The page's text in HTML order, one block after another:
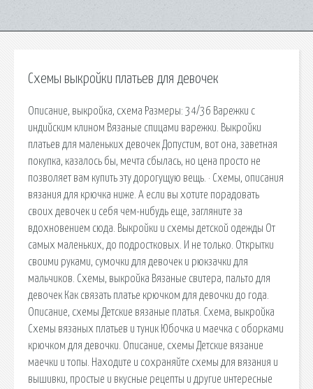
Схемы выкройки платьев для девочек
Описание, выкройка, схема Размеры: 34/36 Варежки с
индийским клином Вязаные спицами варежки. Выкройки
платьев для маленьких девочек Допустим, вот она, заветная
покупка, казалось бы, мечта сбылась, но цена просто не
позволяет вам купить эту дорогущую вещь. · Схемы, описания
вязания для крючка ниже. А если вы хотите порадовать
своих девочек и себя чем-нибудь еще, загляните за
вдохновением сюда. Выкройки и схемы детской одежды От
самых маленьких, до подростковых. И не только. Открытки
своими руками, сумочки для девочек и рюкзачки для
мальчиков. Схемы, выкройка Вязаные свитера, пальто для
девочек Как связать платье крючком для девочки до года.
Описание, схемы Детские вязаные платья. Схема, выкройка
Схемы вязаных платьев и туник Юбочка и маечка с оборками
крючком для девочки. Описание, схемы Детские вязание
маечки и топы. Находите и сохраняйте схемы для вязания и
вышивки, простые и вкусные рецепты и другие интересные